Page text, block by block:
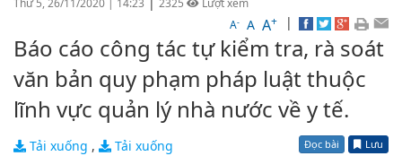
Thứ 5, 26/11/2020 | 14:23 2325
Lượt xem
A- A A+ |
Báo cáo công tác tự kiểm tra, rà soát
văn bản quy phạm pháp luật thuộc
lĩnh vực quản lý nhà nước về y tế.
Tải xuống , Tải xuống Đọc bài Lưu